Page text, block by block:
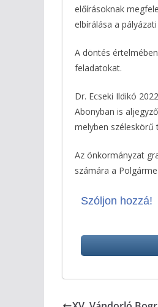
előírásoknak
elbírálása a
A döntés
feladatokat.
Dr. Ecseki Ildikó
Abonyban is
melyben széleskörű
Az önkormányzat
számára a
Szóljon hozzá!